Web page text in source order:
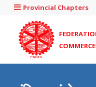
Provincial Chapters